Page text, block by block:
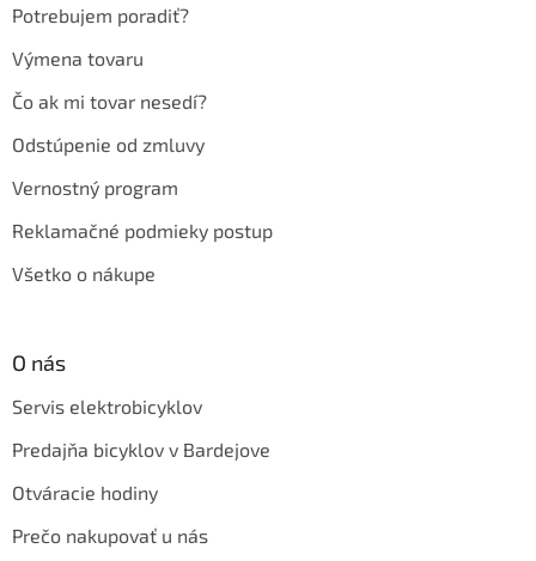
Potrebujem poradiť?
Výmena tovaru
Čo ak mi tovar nesedí?
Odstúpenie od zmluvy
Vernostný program
Reklamačné podmieky postup
Všetko o nákupe
O nás
Servis elektrobicyklov
Predajňa bicyklov v Bardejove
Otváracie hodiny
Prečo nakupovať u nás